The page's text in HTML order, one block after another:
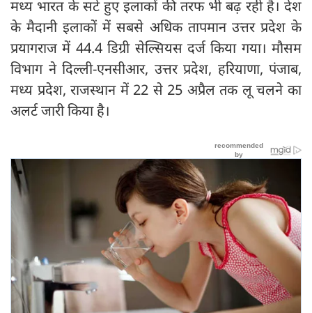
मध्य भारत के सटे हुए इलाकों की तरफ भी बढ़ रही है। देश
के मैदानी इलाकों में सबसे अधिक तापमान उत्तर प्रदेश के
प्रयागराज में 44.4 डिग्री सेल्सियस दर्ज किया गया। मौसम
विभाग ने दिल्ली-एनसीआर, उत्तर प्रदेश, हरियाणा, पंजाब,
मध्य प्रदेश, राजस्थान में 22 से 25 अप्रैल तक लू चलने का
अलर्ट जारी किया है।